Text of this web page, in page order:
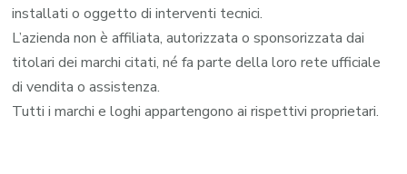
installati o oggetto di interventi tecnici.
L’azienda non è affiliata, autorizzata o sponsorizzata dai
titolari dei marchi citati, né fa parte della loro rete ufficiale
di vendita o assistenza.
Tutti i marchi e loghi appartengono ai rispettivi proprietari.